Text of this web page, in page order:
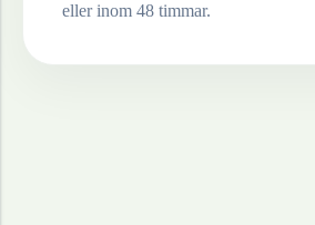
eller inom 48 timmar.